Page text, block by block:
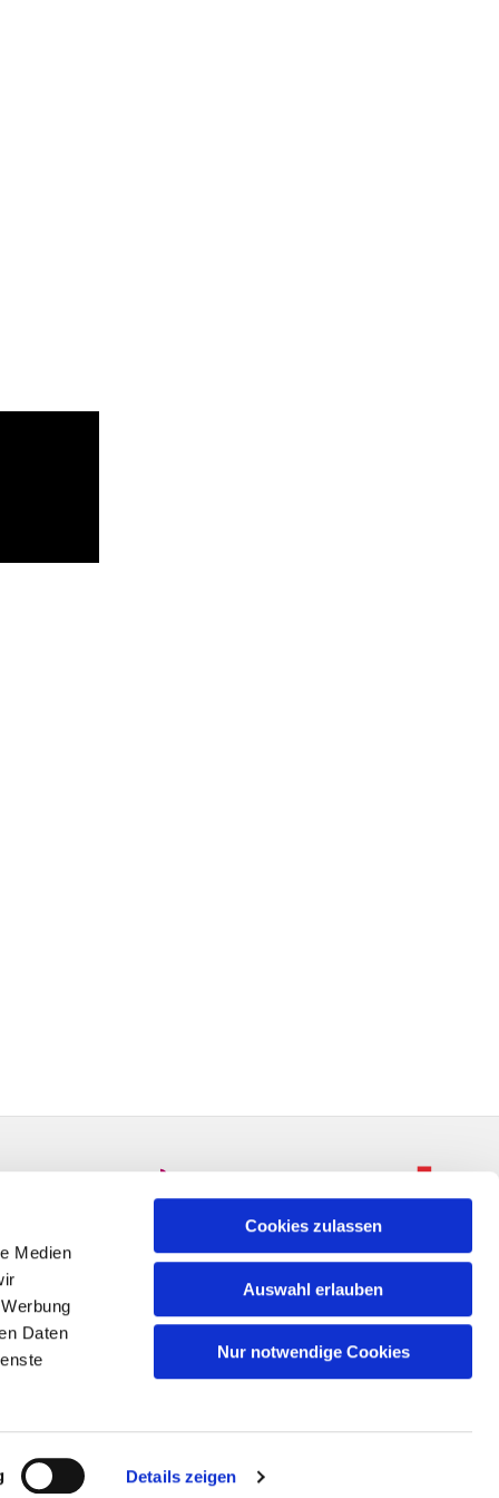
Medien
Daten
Details zeigen
Cookies zulassen
Auswahl erlauben
Nur notwendige Cookies